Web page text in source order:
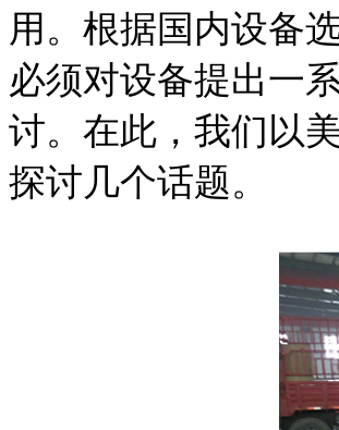
用。根据国内设备
必须对设备提出一
讨。在此，我们以
探讨几个话题。